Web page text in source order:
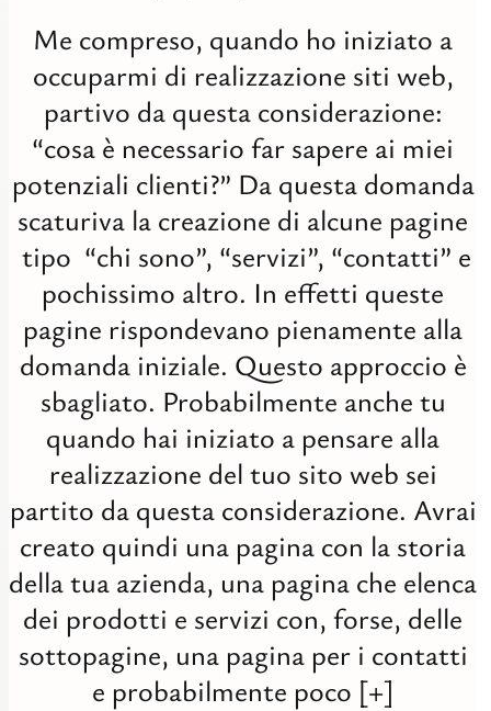
AI
Tutti
Me compreso, quando ho iniziato a
occuparmi di realizzazione siti web,
partivo da questa considerazione:
“cosa è necessario far sapere ai miei
potenziali clienti?” Da questa domanda
scaturiva la creazione di alcune pagine
tipo “chi sono”, “servizi”, “contatti” e
pochissimo altro. In effetti queste
pagine rispondevano pienamente alla
domanda iniziale. Questo approccio è
sbagliato. Probabilmente anche tu
quando hai iniziato a pensare alla
realizzazione del tuo sito web sei
partito da questa considerazione. Avrai
creato quindi una pagina con la storia
della tua azienda, una pagina che elenca
dei prodotti e servizi con, forse, delle
sottopagine, una pagina per i contatti
e probabilmente poco [+]